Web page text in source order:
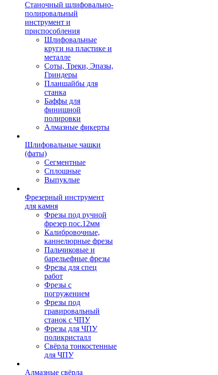
Станочный шлифовально-
полировальный
инструмент и
приспособления
Шлифовальные
круги на пластике и
металле
Соты, Треки, Эпазы,
Гриндеры
Планшайбы для
станка
Баффы для
финишной
полировки
Алмазные фикерты
Шлифовальные чашки
(фаты)
Сегментные
Сплошные
Выпуклые
Фрезерный инструмент
для камня
Фрезы под ручной
фрезер пос.12мм
Калибровочные,
каннелюрные фрезы
Пальчиковые и
барельефные фрезы
Фрезы для спец
работ
Фрезы с
погружением
Фрезы под
гравировальный
станок с ЧПУ
Фрезы для ЧПУ
поликристалл
Свёрла тонкостенные
для ЧПУ
Алмазные свёрла